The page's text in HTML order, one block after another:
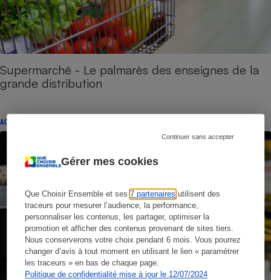
Gérer mes cookies
Que Choisir Ensemble et ses7 partenaires utilisent des
traceurs pour mesurer l’audience, la performance,
personnaliser les contenus, les partager, optimiser la
promotion et afficher des contenus provenant de sites tiers.
Nous conserverons votre choix pendant 6 mois. Vous pourrez
changer d’avis à tout moment en utilisant le lien « paramétrer
les traceurs » en bas de chaque page.
Politique de confidentialité mise à jour le 12/07/2024
Continuer sans accepter
Supermarché - Le palmarès des enseignes de la
grande distribution
ACTUALITÉ